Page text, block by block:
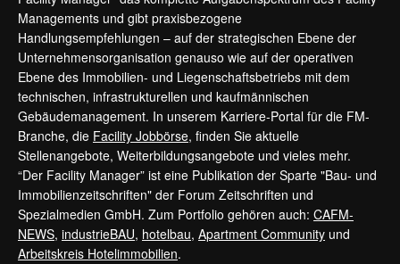
Managements und gibt praxisbezogene
Handlungsempfehlungen – auf der strategischen Ebene der
Unternehmensorganisation genauso wie auf der operativen
Ebene des Immobilien- und Liegenschaftsbetriebs mit dem
technischen, infrastrukturellen und kaufmännischen
Gebäudemanagement. In unserem Karriere-Portal für die FM-
Branche, die Facility Jobbörse, finden Sie aktuelle
Stellenangebote, Weiterbildungsangebote und vieles mehr.
“Der Facility Manager” ist eine Publikation der Sparte "Bau- und
Immobilienzeitschriften" der Forum Zeitschriften und
Spezialmedien GmbH. Zum Portfolio gehören auch: CAFM-
NEWS, industrieBAU, hotelbau, Apartment Community und
Arbeitskreis Hotelimmobilien.